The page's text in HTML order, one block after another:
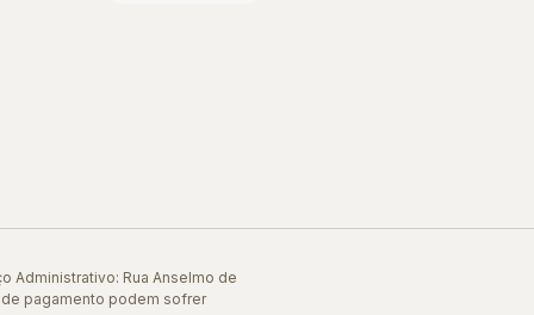
Administrativo: Rua Anselmo de
de pagamento podem sofrer